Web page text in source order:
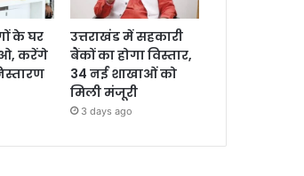
के घर
करेंगे
उत्तराखंड में सहकारी
बैंकों का होगा विस्तार,
34 नई शाखाओं को
मिली मंजूरी
3 days ago